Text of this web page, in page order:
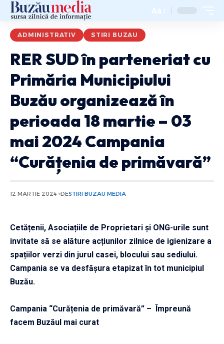
Aa
ADMINISTRATIV STIRI BUZAU
RER SUD în parteneriat cu
Primăria Municipiului
Buzău organizează în
perioada 18 martie – 03
mai 2024 Campania
“Curățenia de primăvară”
12 MARTIE 2024 DESTIRI BUZAU MEDIA
Cetățenii, Asociațiile de Proprietari și ONG-urile sunt
invitate să se alăture acțiunilor zilnice de igienizare a
spațiilor verzi din jurul casei, blocului sau sediului.
Campania se va desfășura etapizat în tot municipiul
Buzău.
Campania “Curățenia de primăvară” – Împreună
facem Buzăul mai curat